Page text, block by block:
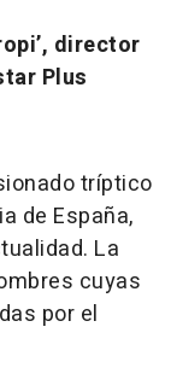
director
Plus
tríptico
de España,
La
cuyas
por el